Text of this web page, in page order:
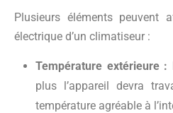
Plusieurs éléments peuvent
électrique d’un climatiseur :
Température extérieure :
plus l’appareil devra
température agréable à